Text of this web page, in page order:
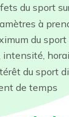
du sport
à
du sport
intensité,
du sport
de temps